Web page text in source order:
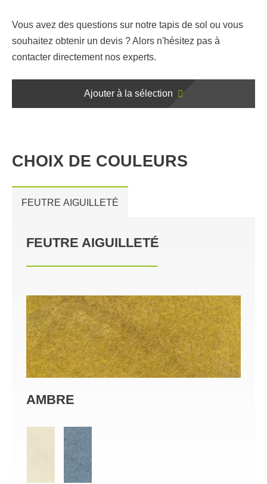
Vous avez des questions sur notre tapis de sol ou vous
souhaitez obtenir un devis ? Alors n'hésitez pas à
contacter directement nos experts.
Ajouter à la sélection
CHOIX DE COULEURS
FEUTRE AIGUILLETÉ
FEUTRE AIGUILLETÉ
AMBRE